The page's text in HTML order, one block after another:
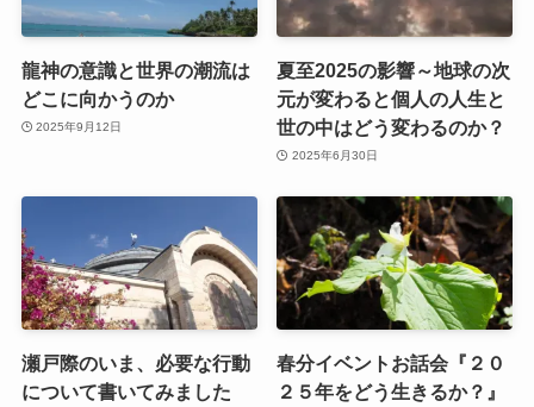
龍神の意識と世界の潮流は
どこに向かうのか
2025年9月12日
夏至2025の影響～地球の次
元が変わると個人の人生と
世の中はどう変わるのか？
2025年6月30日
瀬戸際のいま、必要な行動
について書いてみました
春分イベントお話会『２０
２５年をどう生きるか？』